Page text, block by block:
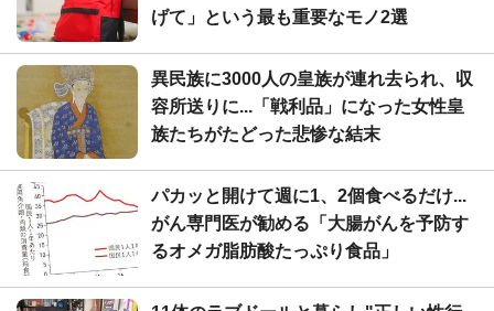
げて」という最も重要なモノ2選
異民族に3000人の皇族が連れ去られ、収
容所送りに...「戦利品」になった女性皇
族たちがたどった悲惨な結末
パカッと開けて週に1、2個食べるだけ...
がん専門医が勧める「大腸がんを予防す
るオメガ脂肪酸たっぷり食品」